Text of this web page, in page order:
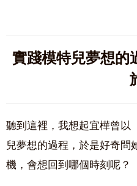
實踐模特兒夢想的
聽到這裡，我想起宜樺曾以
兒夢想的過程，於是好奇問
機，會想回到哪個時刻呢？